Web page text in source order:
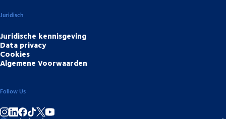
Juridisch
Juridische kennisgeving
Data privacy
Cookies
Algemene Voorwaarden
Follow Us